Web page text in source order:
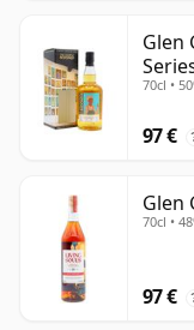
Glen
alt
70cl •
97 €
Glen
70cl •
97 €